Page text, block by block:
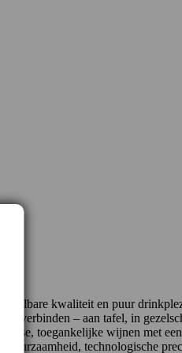
kwaliteit en puur
verbinden – aan tafel, in
frisse, toegankelijke wijnen met
technologische